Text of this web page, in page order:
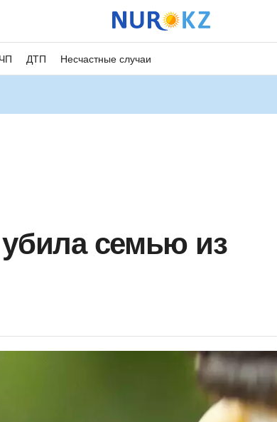
ЧП ДТП Несчастные случаи
семью из